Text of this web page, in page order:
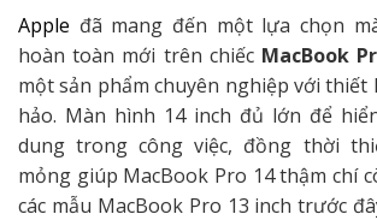
Apple đã mang đến một lựa chọn
hoàn toàn mới trên chiếc MacBook
một sản phẩm chuyên nghiệp với thiết
hảo. Màn hình 14 inch đủ lớn để
dung trong công việc, đồng thời
mỏng giúp MacBook Pro 14 thậm chí
các mẫu MacBook Pro 13 inch trước